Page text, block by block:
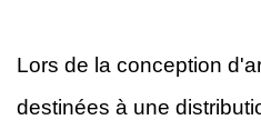
Lors de la conception
destinées à une